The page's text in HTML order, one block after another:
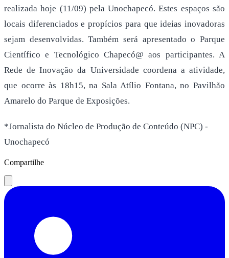
realizada hoje (11/09) pela Unochapecó. Estes espaços são
locais diferenciados e propícios para que ideias inovadoras
sejam desenvolvidas. Também será apresentado o Parque
Científico e Tecnológico Chapecó@ aos participantes. A
Rede de Inovação da Universidade coordena a atividade,
que ocorre às 18h15, na Sala Atílio Fontana, no Pavilhão
Amarelo do Parque de Exposições.
*Jornalista do Núcleo de Produção de Conteúdo (NPC) -
Unochapecó
Compartilhe